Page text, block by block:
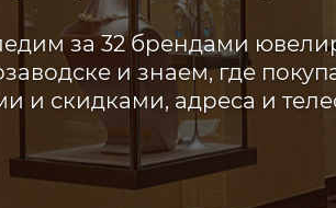
за 32 брендами
и знаем, где
и скидками, адреса и